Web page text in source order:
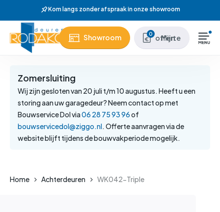
content
Showroom 0 Mijn offerte
Zomersluiting
Wij zijn gesloten van 20 juli t/m 10 augustus. Heeft u een
storing aan uw garagedeur? Neem contact op met
Bouwservice Dol via06 28 75 93 96of
bouwservicedol@ziggo.nl. Offerte aanvragen via de
website blijft tijdens de bouwvakperiode mogelijk.
Home Achterdeuren WK042-Triple
Close
Menu